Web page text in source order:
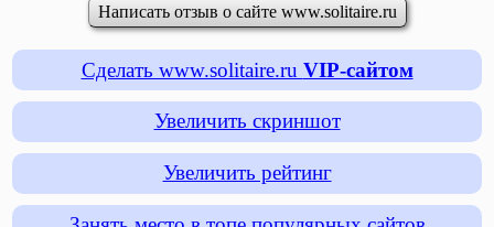
Написать отзыв о сайте www.solitaire.ru
Сделать www.solitaire.ru VIP-сайтом
Увеличить скриншот
Увеличить рейтинг